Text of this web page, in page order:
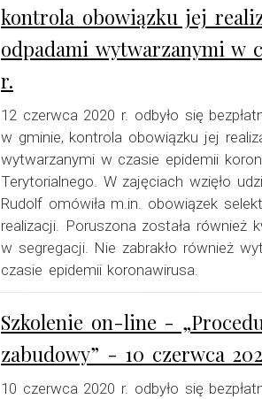
kontrola obowiązku jej
odpadami wytwarzanymi w
r.
12 czerwca 2020 r. odbyło się
w gminie, kontrola obowiązku jej
wytwarzanymi w czasie epidemii
Terytorialnego. W zajęciach wzięło
Rudolf omówiła m.in. obowiązek
realizacji. Poruszona została również
w segregacji. Nie zabrakło również
czasie epidemii koronawirusa.
Szkolenie on-line -
zabudowy” - 10 czerwca
10 czerwca 2020 r. odbyło się